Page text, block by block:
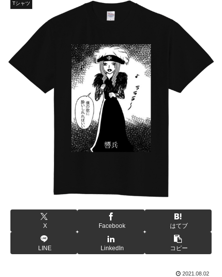
Tシャツ
X Facebook はてブ
LINE LinkedIn コピー
2021.08.02